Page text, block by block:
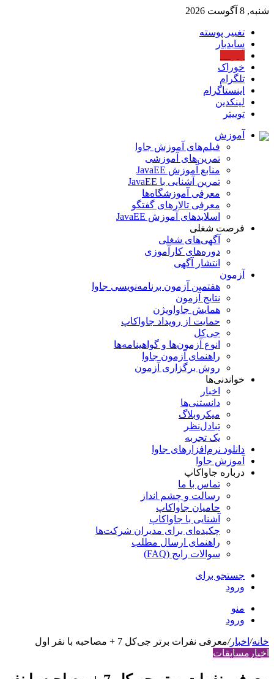
شنبه, 8 آگوست 2026
تغییر پوسته
سایدبار
خوراک
تلگرام
اینستاگرام
لینکدین
توییتر
آموزش
فیلم‌های آموزش جاوا
تمرین‌های آموزشی
منابع آموزش JavaEE
تمرین آشنایی با JavaEE
معرفی آموزشگاه‌ها
معرفی تالارهای گفتگو
اسلایدهای آموزش JavaEE
فرصت شغلی
آگهی‌های شغلی
دوره‌های کارآموزی
انتشار آگهی
آزمون
هفتمین آزمون برنامه‌نویسی جاوا
نتایج آزمون
همایش جاواویژن
حمایت از رویداد جاواکاپ
جی‌کل
انوع آزمون‌ها و گواهینامه‌ها
راهنمای آزمون جاوا
روش برگزاری آزمون
خواندنی‌ها
اخبار
دانستنی‌ها
میکروبلاگ
تبادل‌نظر
یک تجربه
دانلود نرم‌افزارهای جاوا
آموزش جاوا
درباره جاواکاپ
تماس با ما
رسالت و چشم انداز
حامیان جاواکاپ
آشنایی با جاواکاپ
چکیده‌ای برای مدیران شرکت‌ها
راهنمای ارسال مطلب
سوالات رایج (FAQ)
جستجو برای
ورود
منو
ورود
خانه/ اخبار/معرفی نفرات برتر جی‌کل 7 + مصاحبه با نفر اول
اخبار مسابقات